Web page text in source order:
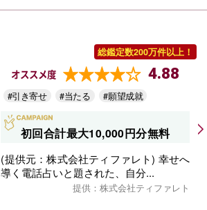
総鑑定数200万件以上！
オススメ度 4.88
#引き寄せ #当たる #願望成就
初回合計最大10,000円分無料
(提供元：株式会社ティファレト) 幸せへ
導く電話占いと題された、自分...
提供：株式会社ティファレト